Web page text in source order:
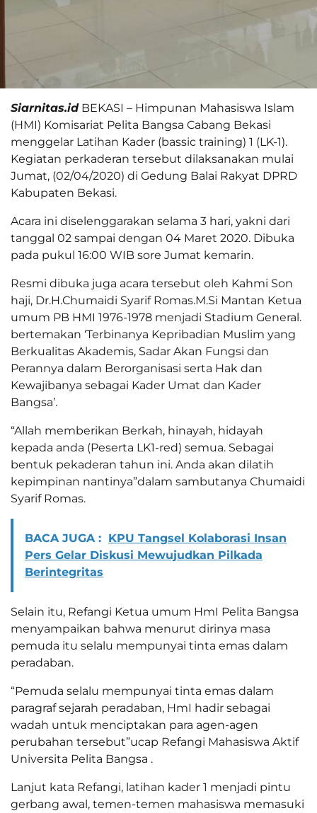
Siarnitas.idBEKASI – Himpunan Mahasiswa Islam
(HMI) Komisariat Pelita Bangsa Cabang Bekasi
menggelar Latihan Kader (bassic training) 1 (LK-1).
Kegiatan perkaderan tersebut dilaksanakan mulai
Jumat, (02/04/2020) di Gedung Balai Rakyat DPRD
Kabupaten Bekasi.
Acara ini diselenggarakan selama 3 hari, yakni dari
tanggal 02 sampai dengan 04 Maret 2020. Dibuka
pada pukul 16:00 WIB sore Jumat kemarin.
Resmi dibuka juga acara tersebut oleh Kahmi Son
haji, Dr.H.Chumaidi Syarif Romas.M.Si Mantan Ketua
umum PB HMI 1976-1978 menjadi Stadium General.
bertemakan ‘Terbinanya Kepribadian Muslim yang
Berkualitas Akademis, Sadar Akan Fungsi dan
Perannya dalam Berorganisasi serta Hak dan
Kewajibanya sebagai Kader Umat dan Kader
Bangsa’.
“Allah memberikan Berkah, hinayah, hidayah
kepada anda (Peserta LK1-red) semua. Sebagai
bentuk pekaderan tahun ini. Anda akan dilatih
kepimpinan nantinya”dalam sambutanya Chumaidi
Syarif Romas.
BACA JUGA : KPU Tangsel Kolaborasi Insan
Pers Gelar Diskusi Mewujudkan Pilkada
Berintegritas
Selain itu, Refangi Ketua umum HmI Pelita Bangsa
menyampaikan bahwa menurut dirinya masa
pemuda itu selalu mempunyai tinta emas dalam
peradaban.
“Pemuda selalu mempunyai tinta emas dalam
paragraf sejarah peradaban, HmI hadir sebagai
wadah untuk menciptakan para agen-agen
perubahan tersebut”ucap Refangi Mahasiswa Aktif
Universita Pelita Bangsa .
Lanjut kata Refangi, latihan kader 1 menjadi pintu
gerbang awal, temen-temen mahasiswa memasuki